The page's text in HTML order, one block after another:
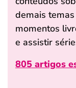
demais
momentos
e assistir
805 artigos